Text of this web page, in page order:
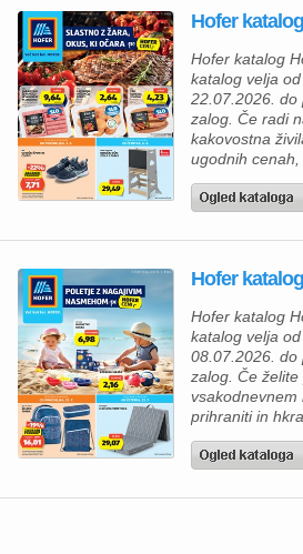
Hofer
Hofer katalog
katalog velja od
22.07.2026. do
zalog. Če radi
kakovostna
ugodnih
kataloga
katalogu vas
okusne
novimi, še
cenami. Tako
prihranite pri
nakupu, ne da
Hofer
Hofer katalog
katalog velja od
08.07.2026. do
zalog. Če želite
vsakodnevnem
prihraniti in
aktualni Hofer
ponudbi vas